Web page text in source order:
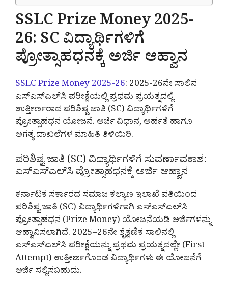
SSLC Prize Money 2025-
26: SC ವಿದ್ಯಾರ್ಥಿಗಳಿಗೆ
ಪ್ರೋತ್ಸಾಹಧನಕ್ಕೆ ಅರ್ಜಿ ಆಹ್ವಾನ
SSLC Prize Money 2025-26: 2025-26ನೇ ಸಾಲಿನ
ಎಸ್‌ಎಸ್‌ಎಲ್‌ಸಿ ಪರೀಕ್ಷೆಯಲ್ಲಿ ಪ್ರಥಮ ಪ್ರಯತ್ನದಲ್ಲಿ
ಉತ್ತೀರ್ಣರಾದ ಪರಿಶಿಷ್ಟ ಜಾತಿ (SC) ವಿದ್ಯಾರ್ಥಿಗಳಿಗೆ
ಪ್ರೋತ್ಸಾಹಧನ ಯೋಜನೆ. ಅರ್ಜಿ ವಿಧಾನ, ಅರ್ಹತೆ ಹಾಗೂ
ಅಗತ್ಯ ದಾಖಲೆಗಳ ಮಾಹಿತಿ ತಿಳಿಯಿರಿ.
ಪರಿಶಿಷ್ಟ ಜಾತಿ (SC) ವಿದ್ಯಾರ್ಥಿಗಳಿಗೆ ಸುವರ್ಣಾವಕಾಶ:
ಎಸ್‌ಎಸ್‌ಎಲ್‌ಸಿ ಪ್ರೋತ್ಸಾಹಧನಕ್ಕೆ ಅರ್ಜಿ ಆಹ್ವಾನ
ಕರ್ನಾಟಕ ಸರ್ಕಾರದ ಸಮಾಜ ಕಲ್ಯಾಣ ಇಲಾಖೆ ವತಿಯಿಂದ
ಪರಿಶಿಷ್ಟ ಜಾತಿ (SC) ವಿದ್ಯಾರ್ಥಿಗಳಿಗಾಗಿ ಎಸ್‌ಎಸ್‌ಎಲ್‌ಸಿ
ಪ್ರೋತ್ಸಾಹಧನ (Prize Money) ಯೋಜನೆಯಡಿ ಅರ್ಜಿಗಳನ್ನು
ಆಹ್ವಾನಿಸಲಾಗಿದೆ. 2025–26ನೇ ಶೈಕ್ಷಣಿಕ ಸಾಲಿನಲ್ಲಿ
ಎಸ್‌ಎಸ್‌ಎಲ್‌ಸಿ ಪರೀಕ್ಷೆಯನ್ನು ಪ್ರಥಮ ಪ್ರಯತ್ನದಲ್ಲೇ (First
Attempt) ಉತ್ತೀರ್ಣಗೊಂಡ ವಿದ್ಯಾರ್ಥಿಗಳು ಈ ಯೋಜನೆಗೆ
ಅರ್ಜಿ ಸಲ್ಲಿಸಬಹುದು.